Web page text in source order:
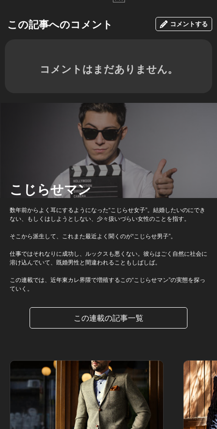
この記事へのコメント コメントする
コメントはまだありません。
こじらせマン
数年前からよく耳にするようになった“こじらせ女子”。結婚したいのにでき
ない、もしくはしようとしない、少々扱いづらい女性のことを指す。
そこから派生して、これまた最近よく聞くのが“こじらせ男子”。
仕事ではそれなりに成功し、ルックスも悪くない。彼らはごく自然に社会に
溶け込んでいて、既婚男性と間違われることもしばしば。
この連載では、近年東カレ界隈で増殖するこの“こじらせマン”の実態を探っ
ていく。
この連載の記事一覧